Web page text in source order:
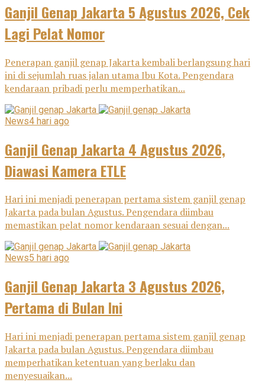
Ganjil Genap Jakarta 5 Agustus 2026, Cek
Lagi Pelat Nomor
Penerapan ganjil genap Jakarta kembali berlangsung hari
ini di sejumlah ruas jalan utama Ibu Kota. Pengendara
kendaraan pribadi perlu memperhatikan...
News4 hari ago
Ganjil Genap Jakarta 4 Agustus 2026,
Diawasi Kamera ETLE
Hari ini menjadi penerapan pertama sistem ganjil genap
Jakarta pada bulan Agustus. Pengendara diimbau
memastikan pelat nomor kendaraan sesuai dengan...
News5 hari ago
Ganjil Genap Jakarta 3 Agustus 2026,
Pertama di Bulan Ini
Hari ini menjadi penerapan pertama sistem ganjil genap
Jakarta pada bulan Agustus. Pengendara diimbau
memperhatikan ketentuan yang berlaku dan
menyesuaikan...